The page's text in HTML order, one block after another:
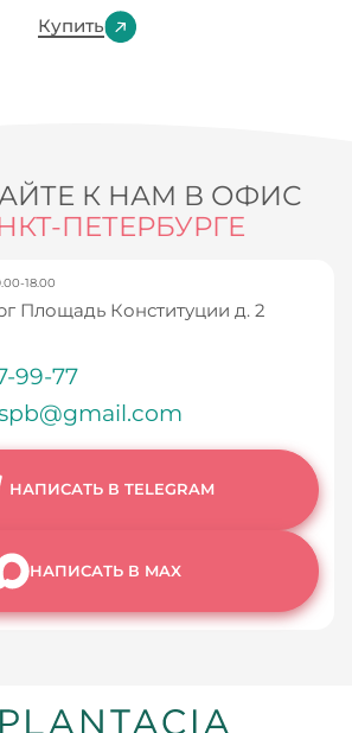
Купить
К НАМ В ОФИС
ПЕТЕРБУРГЕ
18.00
Площадь Конституции д. 2
99-77
НАПИСАТЬ В TELEGRAM
НАПИСАТЬ В MAX